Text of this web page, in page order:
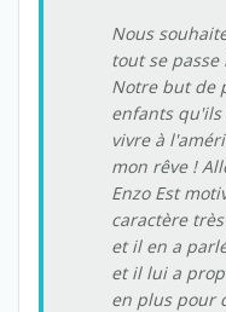
Nous
tout se passe
Notre but de
enfants
vivre à
mon rêve !
Enzo Est
caractère
et il en a
et il lui a
en plus pour